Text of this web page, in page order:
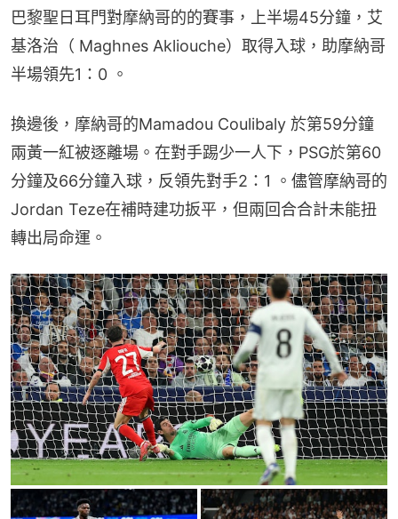
巴黎聖日耳門對摩納哥的的賽事，上半場45分鐘，艾
基洛治（ Maghnes Akliouche）取得入球，助摩納哥
半場領先1：0 。
換邊後，摩納哥的Mamadou Coulibaly 於第59分鐘
兩黃一紅被逐離場。在對手踢少一人下，PSG於第60
分鐘及66分鐘入球，反領先對手2：1 。儘管摩納哥的
Jordan Teze在補時建功扳平，但兩回合合計未能扭
轉出局命運。